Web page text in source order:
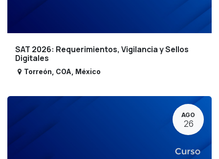
SAT 2026: Requerimientos, Vigilancia y Sellos
Digitales
Torreón COA México
AGO
26